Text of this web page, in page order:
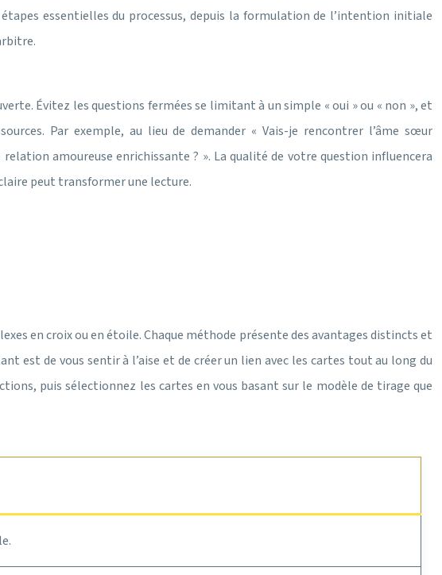
essentielles du processus, depuis la formulation de l’intention initiale
Évitez les questions fermées se limitant à un simple « oui » ou « non », et
Par exemple, au lieu de demander « Vais-je rencontrer l’âme sœur
amoureuse enrichissante ? ». La qualité de votre question influencera
peut transformer une lecture.
en croix ou en étoile. Chaque méthode présente des avantages distincts et
est de vous sentir à l’aise et de créer un lien avec les cartes tout au long du
puis sélectionnez les cartes en vous basant sur le modèle de tirage que